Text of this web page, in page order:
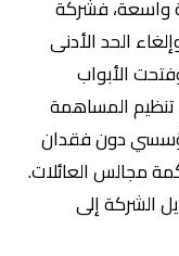
واسعة، فشركة
الحد الأدنى
الأبواب
تنظيم المساهمة
دون فقدان
مجالس العائلات.
الشركة إلى